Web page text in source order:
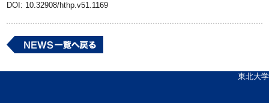
DOI: 10.32908/hthp.v51.1169
東北大